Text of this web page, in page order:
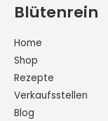
Blütenrein
Home
Shop
Rezepte
Verkaufsstellen
Blog